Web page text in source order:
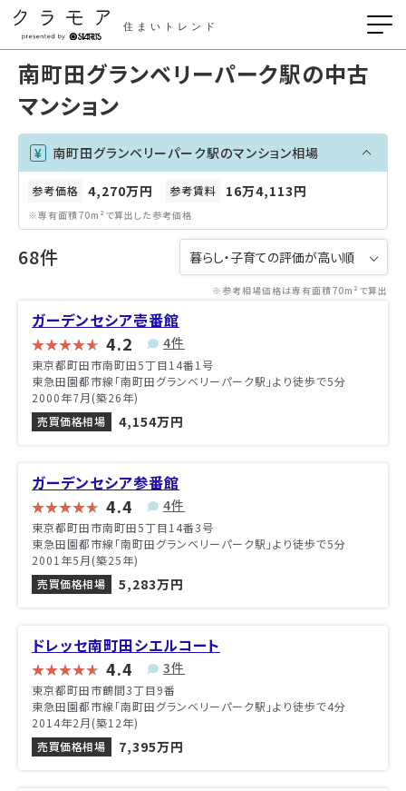
住まいトレンド
南町田グランベリーパーク駅の中古
マンション
南町田グランベリーパーク駅のマンション相場
参考価格 4,270万円 参考賃料 16万4,113円
※専有面積70m²で算出した参考価格
68件
※参考相場価格は専有面積70m²で算出
ガーデンセシア壱番館
4.2 4件
東京都町田市南町田5丁目14番1号
東急田園都市線「南町田グランベリーパーク駅」より徒歩で5分
2000年7月(築26年)
売買価格相場
4,154万円
ガーデンセシア参番館
4.4 4件
東京都町田市南町田5丁目14番3号
東急田園都市線「南町田グランベリーパーク駅」より徒歩で5分
2001年5月(築25年)
売買価格相場
5,283万円
ドレッセ南町田シエルコート
4.4 3件
東京都町田市鶴間3丁目9番
東急田園都市線「南町田グランベリーパーク駅」より徒歩で4分
2014年2月(築12年)
売買価格相場
7,395万円